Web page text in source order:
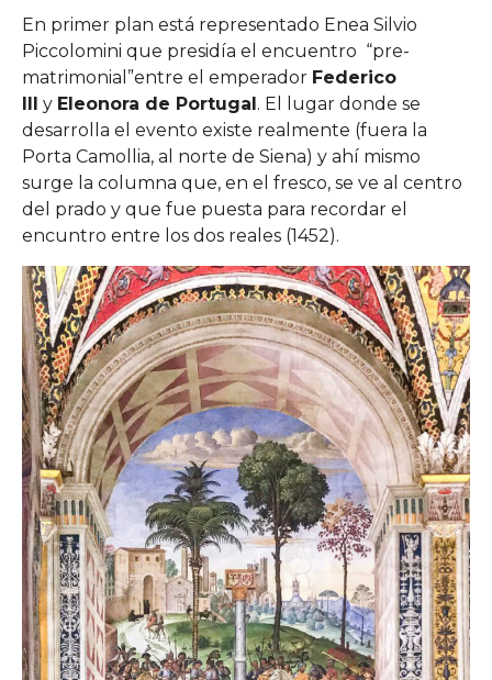
En primer plan está representado Enea Silvio
Piccolomini que presidía el encuentro “pre-
matrimonial”entre el emperador Federico
y Eleonora de Portugal . El lugar donde se
desarrolla el evento existe realmente (fuera la
Porta Camollia, al norte de Siena) y ahí mismo
surge la columna que, en el fresco, se ve al centro
del prado y que fue puesta para recordar el
encuntro entre los dos reales (1452).